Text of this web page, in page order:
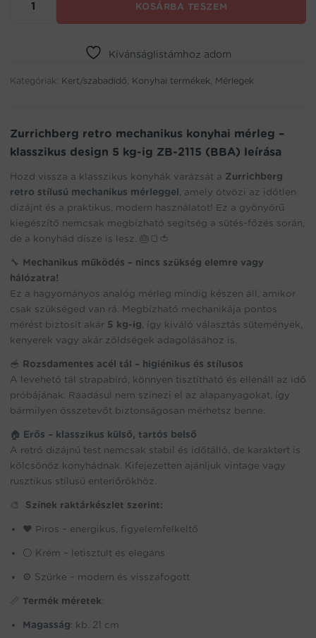
retro
mechanikus
klasszikus
ig
ZB-
(BBA)
mennyiség
KOSÁRBA TESZEM
Kívánságlistámhoz adom
Kategóriák: Kert/szabadidő, Konyhai termékek, Mérlegek
Zurrichberg retro mechanikus konyhai mérleg –
klasszikus design 5 kg-ig ZB-2115 (BBA) leírása
Hozd vissza a klasszikus konyhák varázsát a Zurrichberg
retro stílusú mechanikus mérleggel , amely ötvözi az időtlen
dizájnt és a praktikus, modern használatot! Ez a gyönyörű
kiegészítő nemcsak megbízható segítség a sütés-főzés során,
de a konyhád dísze is lesz. 🎂🍞🍅
🔧 Mechanikus működés – nincs szükség elemre vagy
hálózatra!
Ez a hagyományos analóg mérleg mindig készen áll, amikor
csak szükséged van rá. Megbízható mechanikája pontos
mérést biztosít akár 5 kg-ig , így kiváló választás sütemények,
kenyerek vagy akár zöldségek adagolásához is.
🥣 Rozsdamentes acél tál – higiénikus és stílusos
A levehető tál strapabíró, könnyen tisztítható és ellenáll az idő
próbájának. Ráadásul nem színezi el az alapanyagokat, így
bármilyen összetevőt biztonságosan mérhetsz benne.
🏠 Erős – klasszikus külső, tartós belső
A retró dizájnú test nemcsak stabil és időtálló, de karaktert is
kölcsönöz konyhádnak. Kifejezetten ajánljuk vintage vagy
rusztikus stílusú enteriőrökhöz.
🎨 Színek raktárkészlet szerint:
❤️ Piros – energikus, figyelemfelkeltő
⚪ Krém – letisztult és elegáns
⚙️ Szürke – modern és visszafogott
📏 Termék méretek:
Magasság: kb. 21 cm